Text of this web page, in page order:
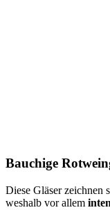
Bauchige
Diese Gläser zeichnen
weshalb vor allem